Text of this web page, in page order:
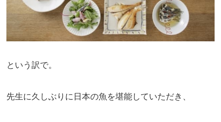
という訳で。
先生に久しぶりに日本の魚を堪能していただき、